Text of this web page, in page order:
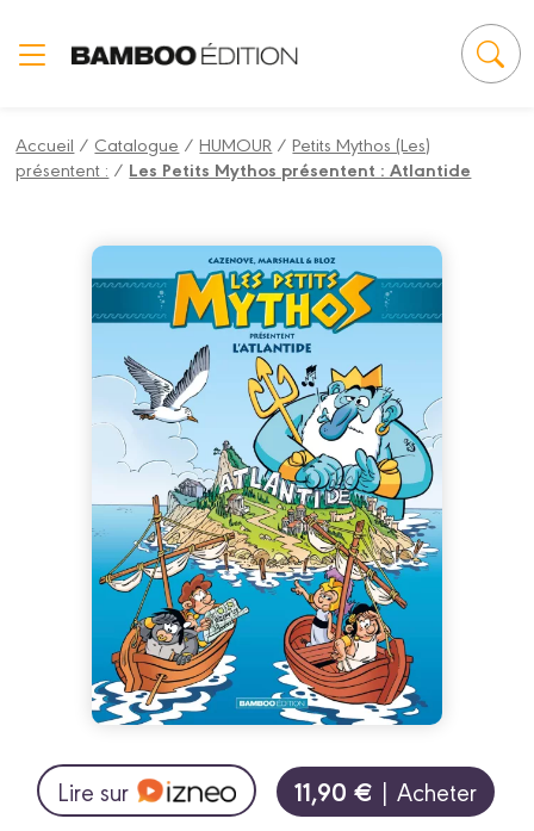
Accueil / Catalogue /HUMOUR /Petits Mythos (Les)
présentent : / Les Petits Mythos présentent : Atlantide
Lire sur 11,90 € | Acheter